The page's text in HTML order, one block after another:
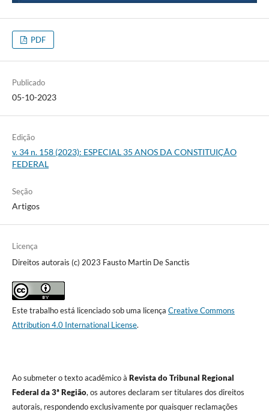
PDF
Publicado
05-10-2023
Edição
v. 34 n. 158 (2023): ESPECIAL 35 ANOS DA CONSTITUIÇÃO
FEDERAL
Seção
Artigos
Licença
Direitos autorais (c) 2023 Fausto Martin De Sanctis
Este trabalho está licenciado sob uma licença Creative Commons
Attribution 4.0 International License.
Ao submeter o texto acadêmico à Revista do Tribunal Regional
Federal da 3ª Região, os autores declaram ser titulares dos direitos
autorais, respondendo exclusivamente por quaisquer reclamações